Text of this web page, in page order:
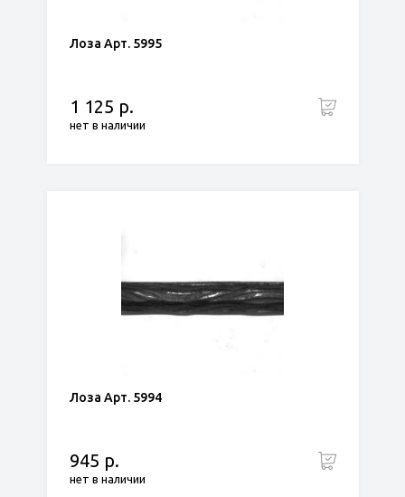
Лоза Арт. 5995
1 125 р.
нет в наличии
Лоза Арт. 5994
945 р.
нет в наличии